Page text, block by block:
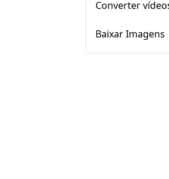
Converter
Baixar Imagens